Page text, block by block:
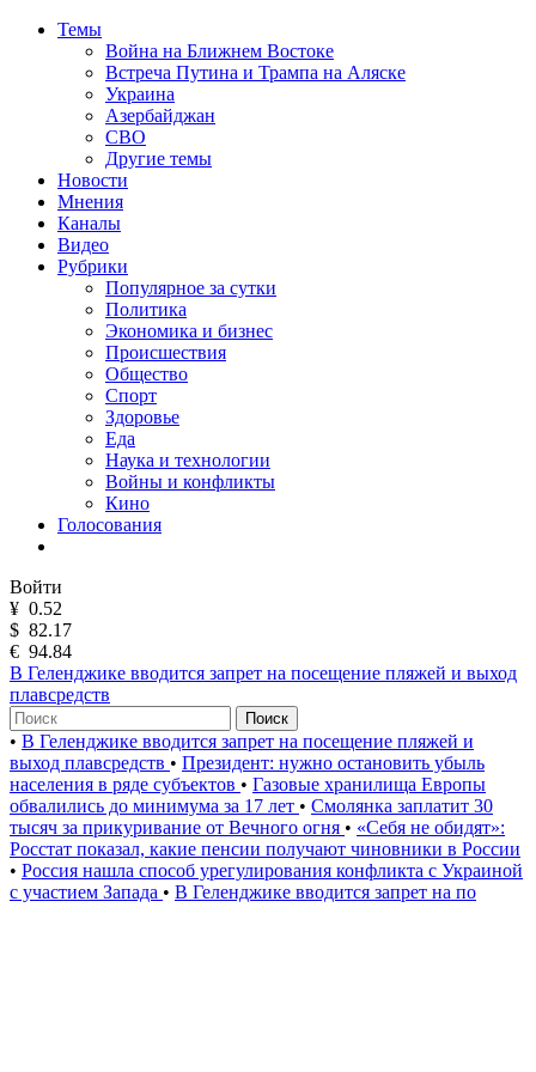
Темы
Война на Ближнем Востоке
Встреча Путина и Трампа на Аляске
Украина
Азербайджан
СВО
Другие темы
Новости
Мнения
Каналы
Видео
Рубрики
Популярное за сутки
Политика
Экономика и бизнес
Происшествия
Общество
Спорт
Здоровье
Еда
Наука и технологии
Войны и конфликты
Кино
Голосования
Войти
¥ 0.52
$ 82.17
€ 94.84
В Геленджике вводится запрет на посещение пляжей и выход
плавсредств
Поиск
• В Геленджике вводится запрет на посещение пляжей и
выход плавсредств • Президент: нужно остановить убыль
населения в ряде субъектов • Газовые хранилища Европы
обвалились до минимума за 17 лет • Смолянка заплатит 30
тысяч за прикуривание от Вечного огня • «Себя не обидят»:
Росстат показал, какие пенсии получают чиновники в России
• Россия нашла способ урегулирования конфликта с Украиной
с участием Запада • В Геленджике вводится запрет на по